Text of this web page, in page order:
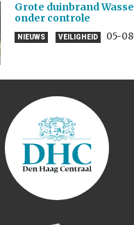
Grote duinbrand
onder controle
NIEUWS VEILIGHEID 05-